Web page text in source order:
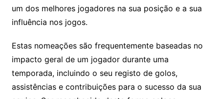
um dos melhores jogadores na sua posição e a sua
influência nos jogos.
Estas nomeações são frequentemente baseadas no
impacto geral de um jogador durante uma
temporada, incluindo o seu registo de golos,
assistências e contribuições para o sucesso da sua